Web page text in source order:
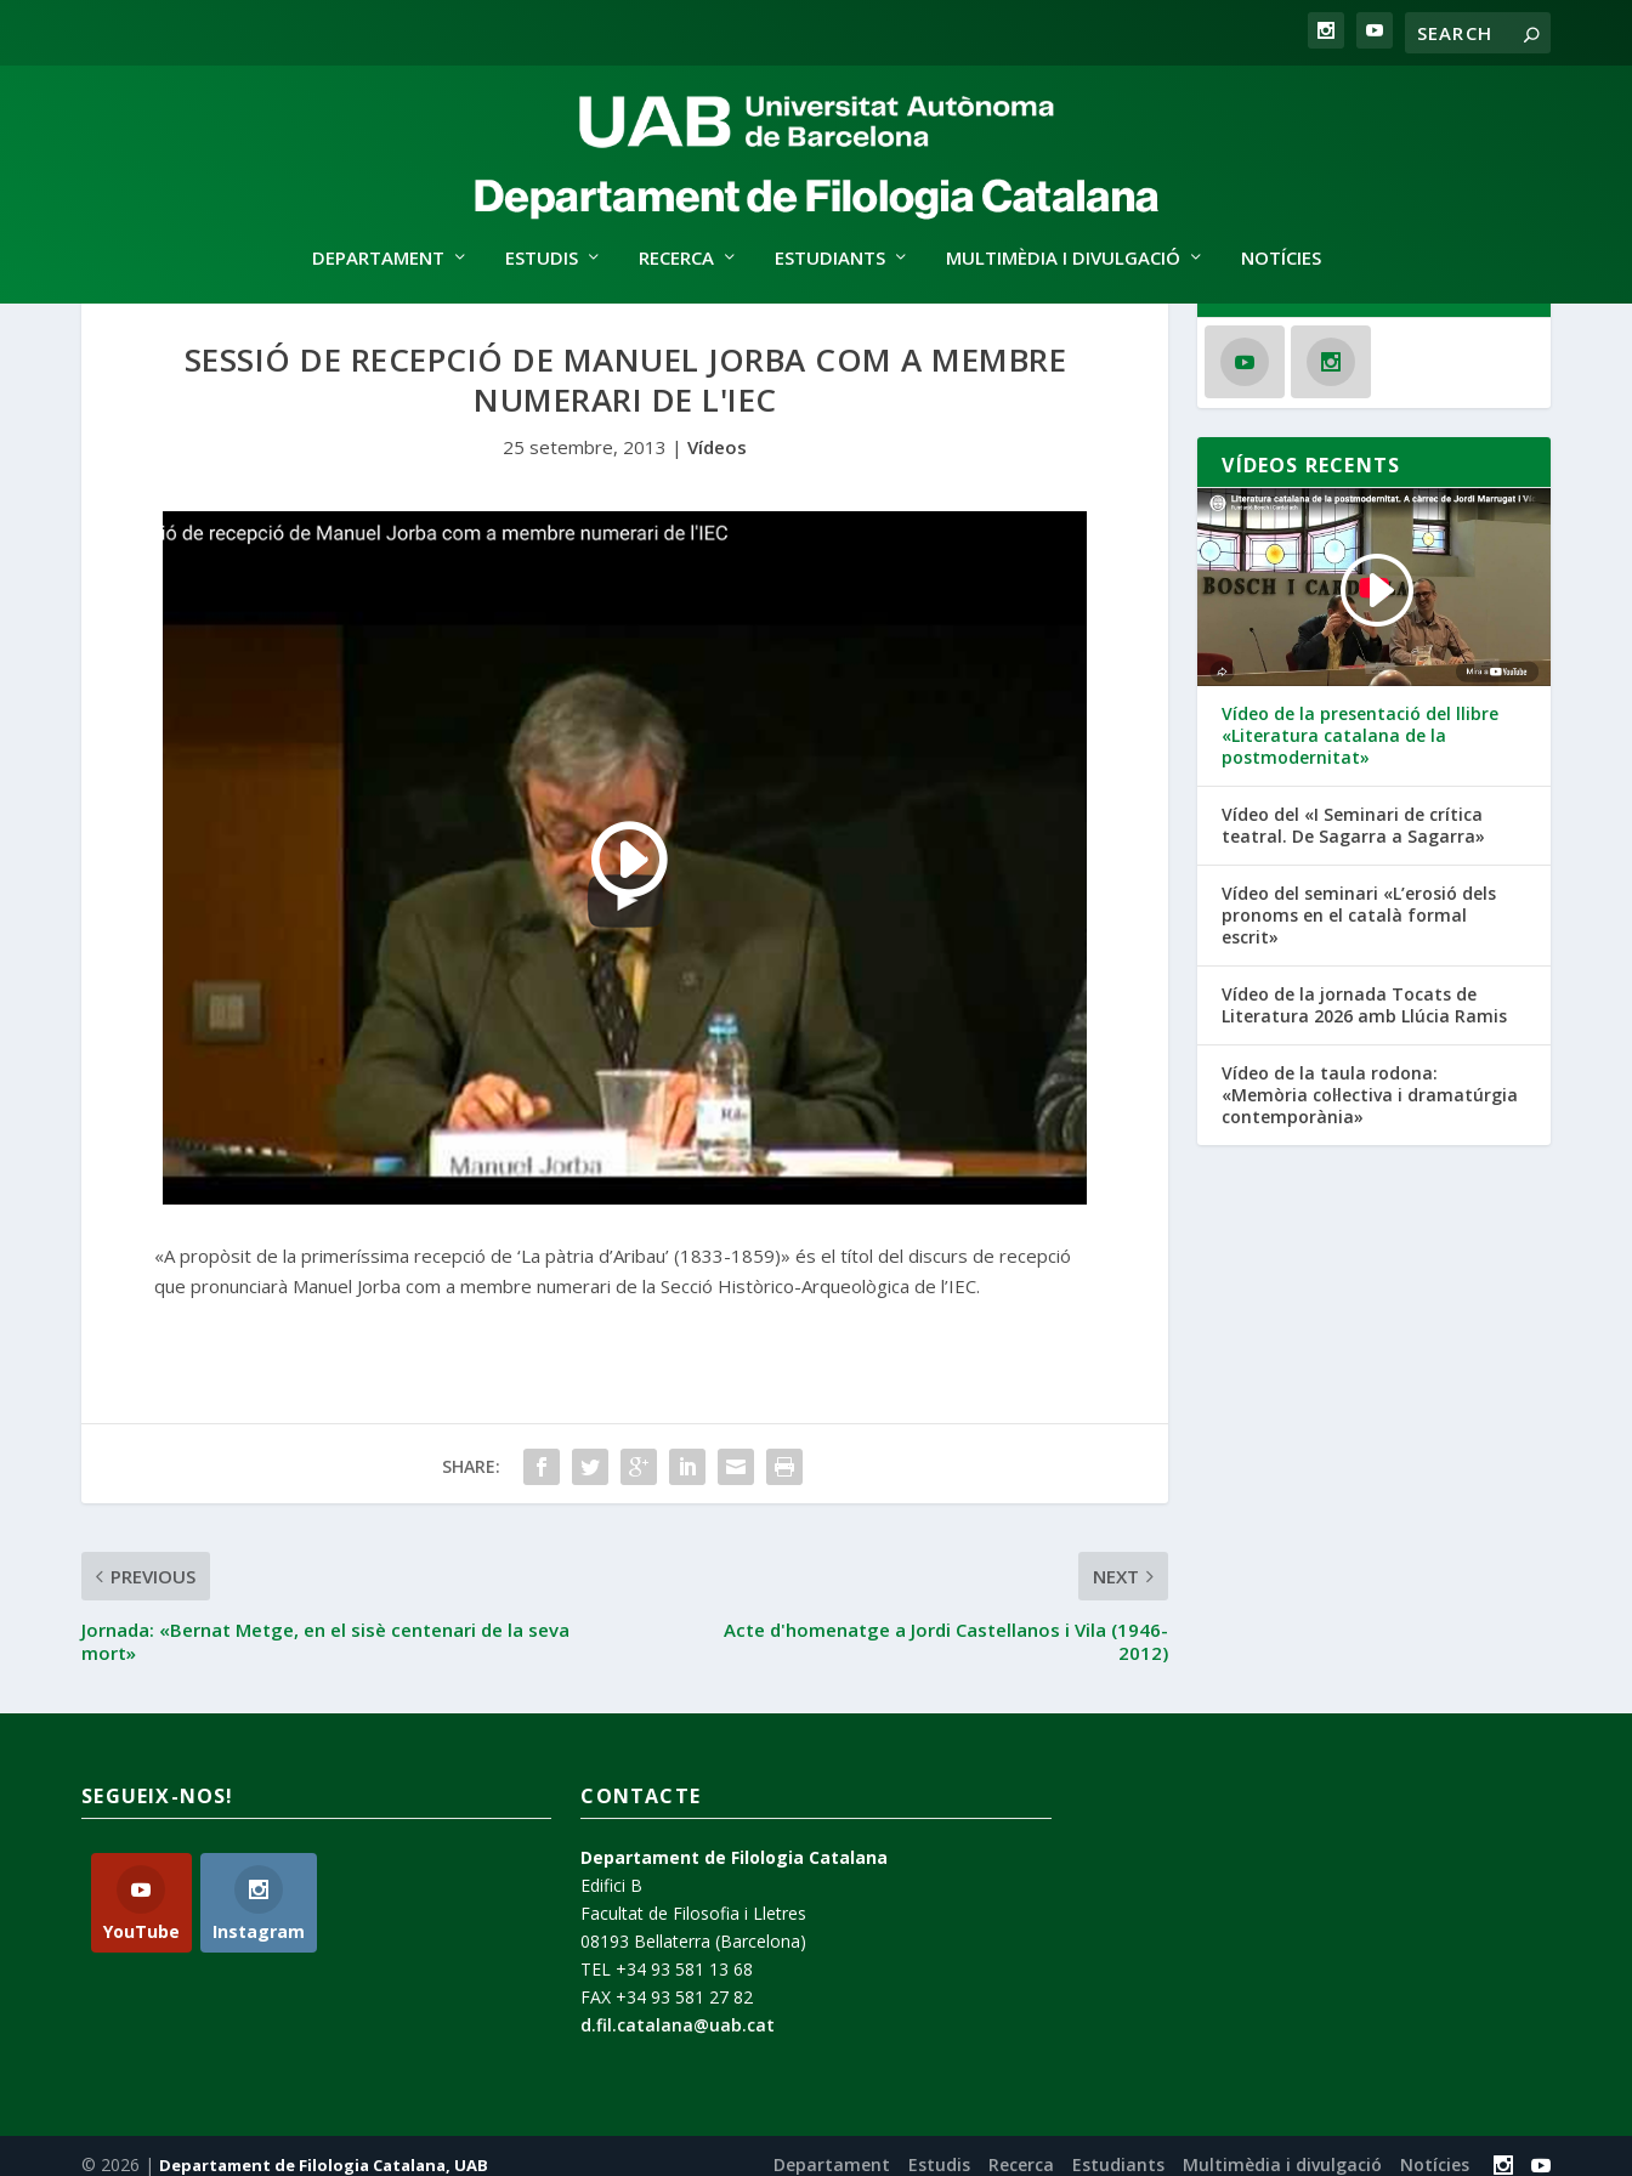
DEPARTAMENT ESTUDIS RECERCA ESTUDIANTS MULTIMÈDIA I DIVULGACIÓ NOTÍCIES
SESSIÓ DE RECEPCIÓ DE MANUEL JORBA COM A MEMBRE
NUMERARI DE L'IEC
25 setembre, 2013 |Vídeos
«A propòsit de la primeríssima recepció de ‘La pàtria d’Aribau’ (1833-1859)» és el títol del discurs de recepció
que pronunciarà Manuel Jorba com a membre numerari de la Secció Històrico-Arqueològica de l’IEC.
SHARE:
PREVIOUS
Jornada: «Bernat Metge, en el sisè centenari de la seva
mort»
NEXT
Acte d'homenatge a Jordi Castellanos i Vila (1946-
2012)
VÍDEOS RECENTS
Vídeo de la presentació del llibre
«Literatura catalana de la
postmodernitat»
Vídeo del «I Seminari de crítica
teatral. De Sagarra a Sagarra»
Vídeo del seminari «L’erosió dels
pronoms en el català formal
escrit»
Vídeo de la jornada Tocats de
Literatura 2026 amb Llúcia Ramis
Vídeo de la taula rodona:
«Memòria col·lectiva i dramatúrgia
contemporània»
SEGUEIX-NOS!
YouTube Instagram
CONTACTE
Departament de Filologia Catalana
Edifici B
Facultat de Filosofia i Lletres
08193 Bellaterra (Barcelona)
TEL +34 93 581 13 68
FAX +34 93 581 27 82
d.fil.catalana@uab.cat
© 2026 | Departament de Filologia Catalana, UAB Departament Estudis Recerca Estudiants Multimèdia i divulgació Notícies